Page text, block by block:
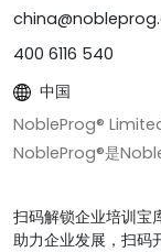
400 6116 540
中国
NobleProg®
NobleProg®是
扫码解锁企业培训宝
助力企业发展，扫码